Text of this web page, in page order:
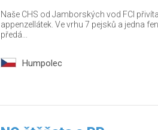
Naše CHS od Jamborských vod FCI
appenzellátek. Ve vrhu 7 pejsků a jedna
předá...
Humpolec